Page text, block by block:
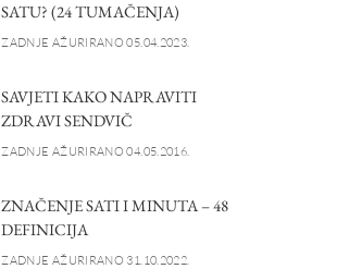
SATU? (24 TUMAČENJA)
ZADNJE AŽURIRANO 05.04.2023.
SAVJETI KAKO NAPRAVITI
ZDRAVI SENDVIČ
ZADNJE AŽURIRANO 04.05.2016.
ZNAČENJE SATI I MINUTA – 48
DEFINICIJA
ZADNJE AŽURIRANO 31.10.2022.